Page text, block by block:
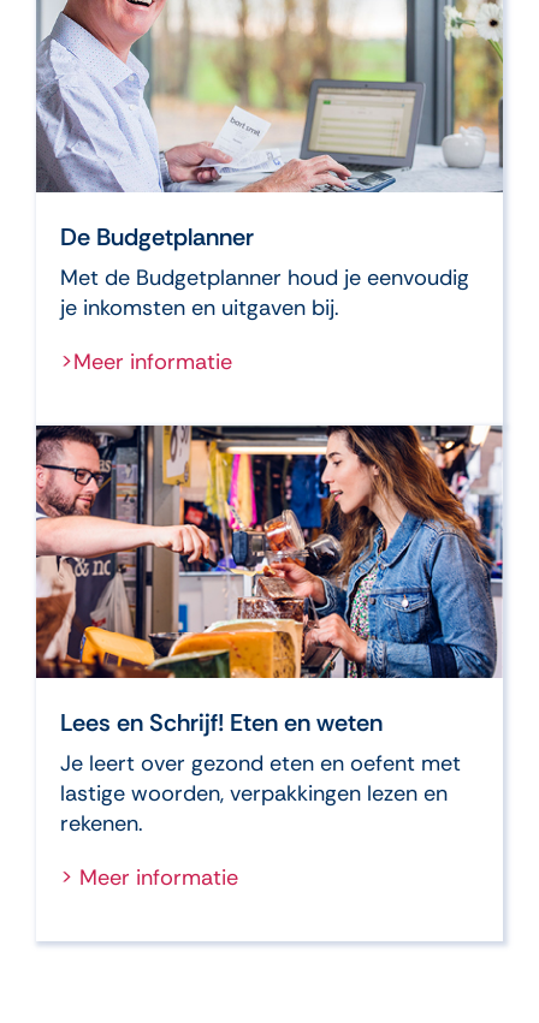
De Budgetplanner
Met de Budgetplanner houd je eenvoudig
je inkomsten en uitgaven bij.
>Meer informatie
Lees en Schrijf! Eten en weten
Je leert over gezond eten en oefent met
lastige woorden, verpakkingen lezen en
rekenen.
> Meer informatie